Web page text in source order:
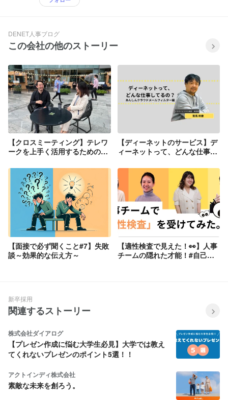
DENET人事ブログ
この会社の他のストーリー
【クロスミーティング】テレワ
ークを上手く活用するための社
【ディーネットのサービス】デ
ィーネットって、どんな仕事し
ールフィルター編（ACMF））
【面接で必ず聞くこと#7】失敗
談～効果的な伝え方～
【適性検査で見えた！👀】人事
チームの隠れた才能！#自己分
新卒採用
関連するストーリー
株式会社ダイアログ
【プレゼン作成に悩む大学生必見】大学では教え
てくれないプレゼンのポイント5選！！
アクトインディ株式会社
素敵な未来を創ろう。